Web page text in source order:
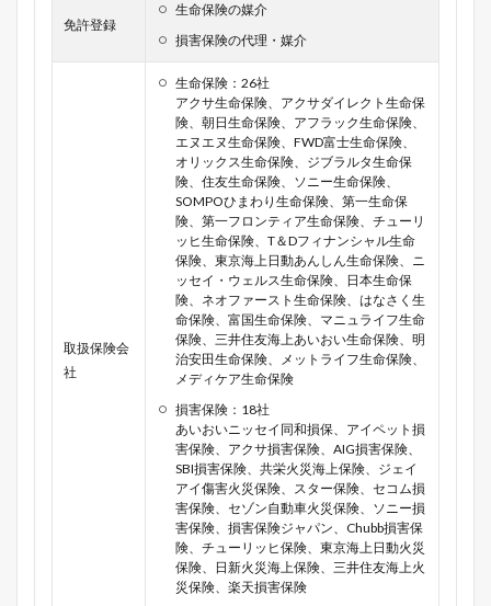
免許登録
生命保険の媒介
損害保険の代理・媒介
取扱保険会
社
生命保険：26社
アクサ生命保険、アクサダイレクト生命保
険、朝日生命保険、アフラック生命保険、
エヌエヌ生命保険、FWD富士生命保険、
オリックス生命保険、ジブラルタ生命保
険、住友生命保険、ソニー生命保険、
SOMPOひまわり生命保険、第一生命保
険、第一フロンティア生命保険、チューリ
ッヒ生命保険、T＆Dフィナンシャル生命
保険、東京海上日動あんしん生命保険、ニ
ッセイ・ウェルス生命保険、日本生命保
険、ネオファースト生命保険、はなさく生
命保険、富国生命保険、マニュライフ生命
保険、三井住友海上あいおい生命保険、明
治安田生命保険、メットライフ生命保険、
メディケア生命保険
損害保険：18社
あいおいニッセイ同和損保、アイペット損
害保険、アクサ損害保険、AIG損害保険、
SBI損害保険、共栄火災海上保険、ジェイ
アイ傷害火災保険、スター保険、セコム損
害保険、セゾン自動車火災保険、ソニー損
害保険、損害保険ジャパン、Chubb損害保
険、チューリッヒ保険、東京海上日動火災
保険、日新火災海上保険、三井住友海上火
災保険、楽天損害保険